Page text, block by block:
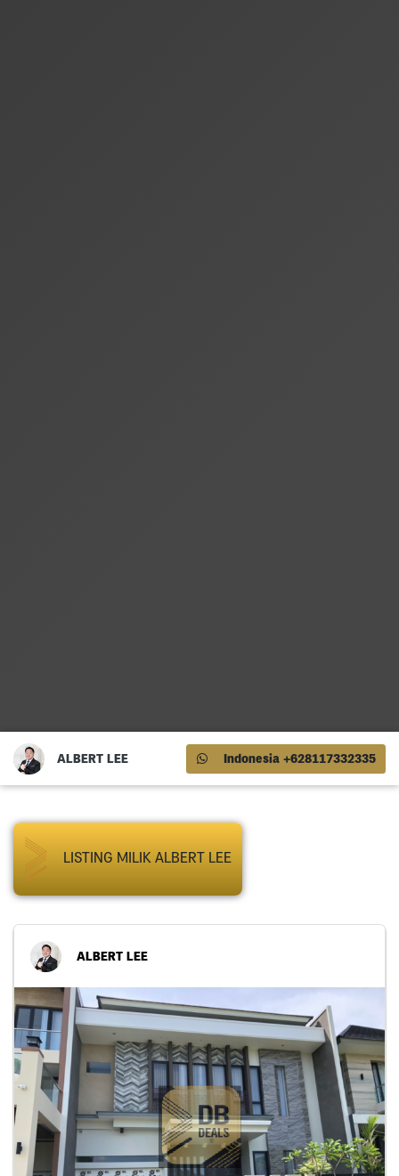
ALBERT LEE Indonesia +628117332335
LISTING MILIK ALBERT LEE
ALBERT LEE